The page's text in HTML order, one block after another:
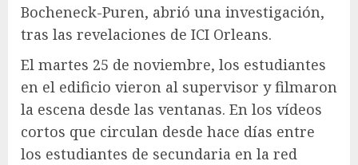
Bocheneck-Puren, abrió una investigación,
tras las revelaciones de ICI Orleans.
El martes 25 de noviembre, los estudiantes
en el edificio vieron al supervisor y filmaron
la escena desde las ventanas. En los vídeos
cortos que circulan desde hace días entre
los estudiantes de secundaria en la red